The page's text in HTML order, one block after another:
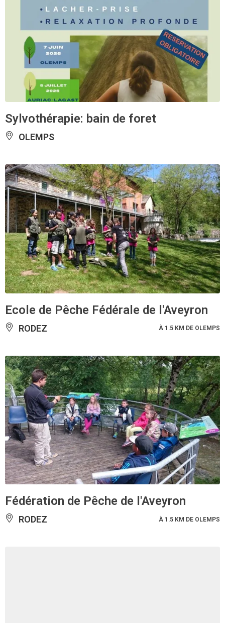
Sylvothérapie: bain de foret
OLEMPS
Ecole de Pêche Fédérale de l'Aveyron
RODEZ À 1.5 KM DE OLEMPS
Fédération de Pêche de l'Aveyron
RODEZ À 1.5 KM DE OLEMPS